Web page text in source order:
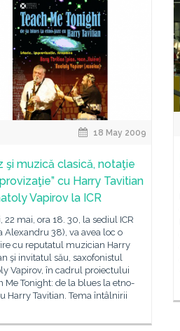
18 May 2009
şi muzică clasică, notaţie
cu Harry Tavitian
Vapirov la ICR
22 mai, ora 18. 30, la sediul ICR
Alexandru 38), va avea loc o
cu reputatul muzician Harry
şi invitatul său, saxofonistul
Vapirov, în cadrul proiectului
Me Tonight: de la blues la etno-
Harry Tavitian. Tema întâlnirii